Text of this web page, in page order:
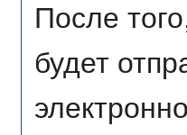
После
будет